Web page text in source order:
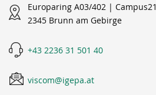
Europaring A03/402 | Campus21
2345 Brunn am Gebirge
+43 2236 31 501 40
viscom@igepa.at